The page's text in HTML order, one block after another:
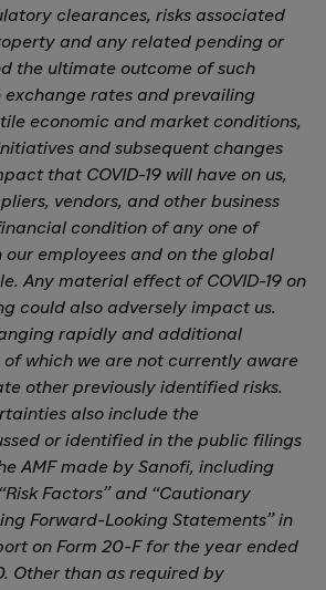
clearances, risks associated
and any related pending or
the ultimate outcome of such
rates and prevailing
economic and market conditions,
and subsequent changes
that COVID-19 will have on us,
vendors, and other business
condition of any one of
our employees and on the global
Any material effect of COVID-19 on
could also adversely impact us.
rapidly and additional
which we are not currently aware
other previously identified risks.
also include the
or identified in the public filings
AMF made by Sanofi, including
Factors” and “Cautionary
Forward-Looking Statements” in
on Form 20-F for the year ended
Other than as required by